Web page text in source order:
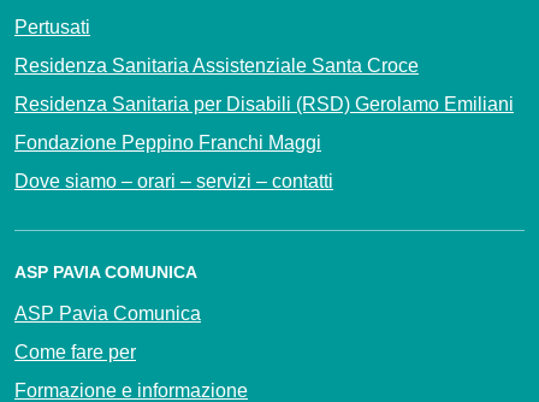
Pertusati
Residenza Sanitaria Assistenziale Santa Croce
Residenza Sanitaria per Disabili (RSD) Gerolamo Emiliani
Fondazione Peppino Franchi Maggi
Dove siamo – orari – servizi – contatti
ASP PAVIA COMUNICA
ASP Pavia Comunica
Come fare per
Formazione e informazione